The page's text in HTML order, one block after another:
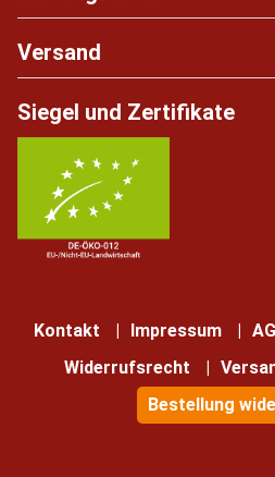
Versand
Siegel und Zertifikate
Kontakt Impressum
Widerrufsrecht
Bestellung